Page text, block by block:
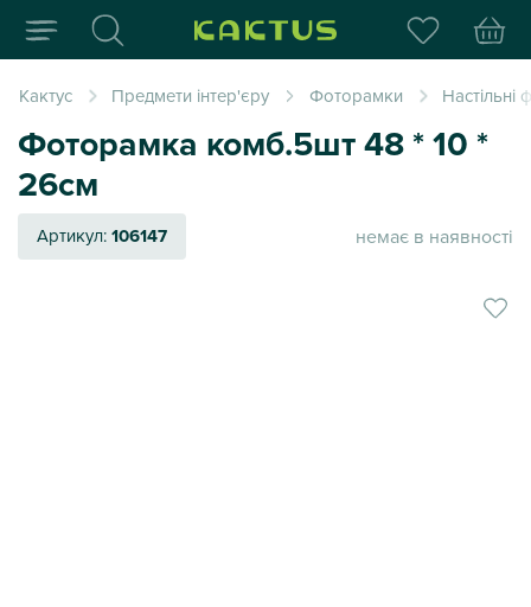
Інтернет-магазин
Кактус Предмети інтер'єру Фоторамки
Фоторамка комб.5шт 48 * 10 *
26см
Артикул:106147 немає в наявності